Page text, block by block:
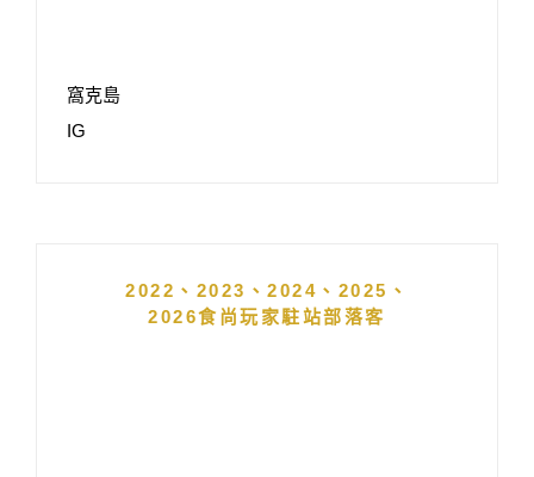
窩克島
IG
2022、2023、2024、2025、
2026食尚玩家駐站部落客